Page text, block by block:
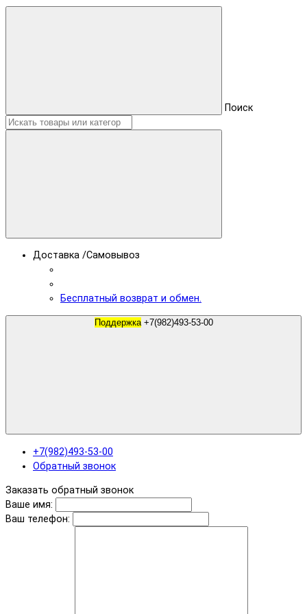
Поиск
Доставка /Самовывоз
Бесплатный возврат и обмен.
Поддержка +7(982)493-53-00
+7(982)493-53-00
Обратный звонок
Заказать обратный звонок
Ваше имя:
Ваш телефон: